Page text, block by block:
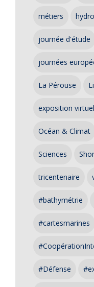
métiers
journée d'étude
journées
La Pérouse
exposition
Océan & Climat
Sciences
tricentenaire
#bathymétrie
#cartesmarines
#Défense